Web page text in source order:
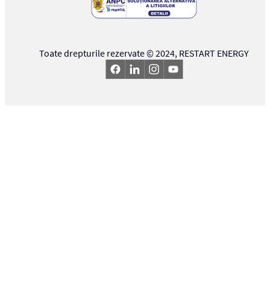
Toate drepturile rezervate © 2024, RESTART ENERGY